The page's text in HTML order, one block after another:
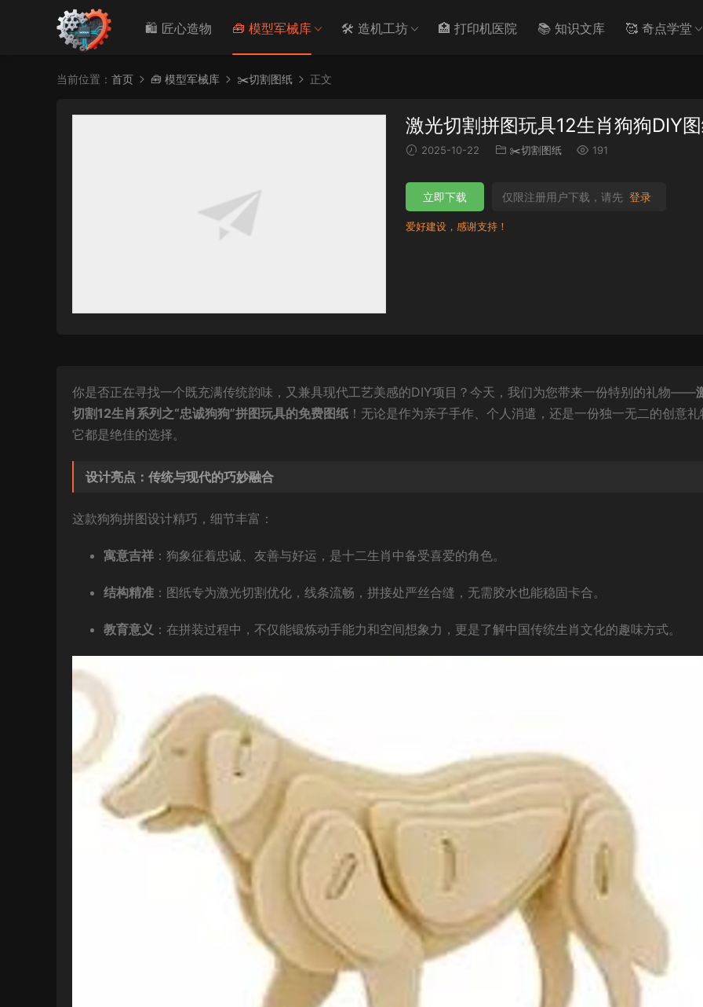
🛍️ 匠心造物 🧰 模型军械库 🛠️ 造机工坊 🏥 打印机医院 📚 知识文库 🥰 奇点学堂
当前位置： 首页 🧰 模型军械库 ✂️切割图纸 正文
激光切割拼图玩具12生肖狗狗DIY
2025-10-22 ✂️切割图纸 191
仅限注册用户下载，请先 登录
立即下载
爱好建设，感谢支持！
你是否正在寻找一个既充满传统韵味，又兼具现代工艺美感的DIY项目？今天，我们为您带来一份特别的礼物——
切割12生肖系列之“忠诚狗狗”拼图玩具的免费图纸 ！无论是作为亲子手作、个人消遣，还是一份独一无二的创意礼
它都是绝佳的选择。
设计亮点：传统与现代的巧妙融合
这款狗狗拼图设计精巧，细节丰富：
寓意吉祥 ：狗象征着忠诚、友善与好运，是十二生肖中备受喜爱的角色。
结构精准 ：图纸专为激光切割优化，线条流畅，拼接处严丝合缝，无需胶水也能稳固卡合。
教育意义 ：在拼装过程中，不仅能锻炼动手能力和空间想象力，更是了解中国传统生肖文化的趣味方式。